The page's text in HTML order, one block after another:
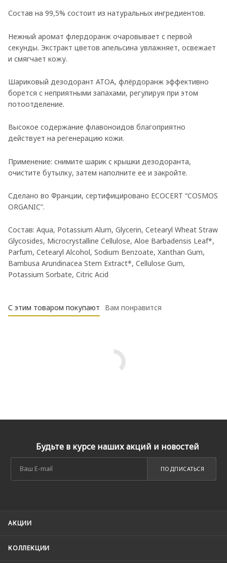
Состав на 99,5% состоит из натуральных ингредиентов.
Нежный аромат флердоранж очаровывает с первой
секунды. Экстракт цветов апельсина увлажняет, освежает
и смягчает кожу.
Шариковый дезодорант ATOA, флёрдоранж эффективно
борется с неприятными запахами, регулируя при этом
потоотделение.
Высокое содержание флавоноидов благоприятно
действует на регенерацию кожи.
Применение: снимите шарик с крышки дезодоранта,
очистите бутылку, затем наполните ее и закройте.
Сделано во Франции, сертифицировано ECOCERT “COSMOS
ORGANIC”.
Состав: Aqua, Potassium Alum, Glycerin, Cetearyl Wheat Straw
Glycosides, Microcrystalline Cellulose, Aloe Barbadensis Leaf*,
Parfum, Cetearyl Alcohol, Sodium Benzoate, Xanthan Gum,
Bambusa Arundinacea Stem Extract*, Cellulose Gum,
Potassium Sorbate, Citric Acid
С этим товаром покупают Вам понравится
Будьте в курсе наших акций и новостей
ПОДПИСАТЬСЯ
АКЦИИ
КОЛЛЕКЦИИ